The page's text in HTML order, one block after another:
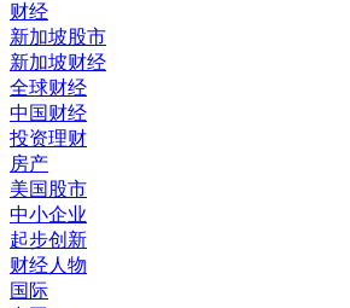
财经
新加坡股市
新加坡财经
全球财经
中国财经
投资理财
房产
美国股市
中小企业
起步创新
财经人物
国际